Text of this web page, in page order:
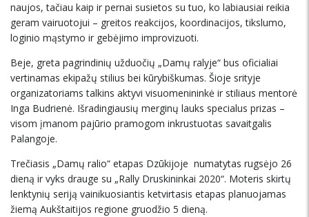
naujos, tačiau kaip ir pernai susietos su tuo, ko labiausiai reikia
geram vairuotojui – greitos reakcijos, koordinacijos, tikslumo,
loginio mąstymo ir gebėjimo improvizuoti.
Beje, greta pagrindinių užduočių „Damų ralyje“ bus oficialiai
vertinamas ekipažų stilius bei kūrybiškumas. Šioje srityje
organizatoriams talkins aktyvi visuomenininkė ir stiliaus mentorė
Inga Budrienė. Išradingiausių merginų lauks specialus prizas –
visom įmanom pajūrio pramogom inkrustuotas savaitgalis
Palangoje.
Trečiasis „Damų ralio“ etapas Dzūkijoje numatytas rugsėjo 26
dieną ir vyks drauge su „Rally Druskininkai 2020“. Moteris skirtų
lenktynių seriją vainikuosiantis ketvirtasis etapas planuojamas
žiemą Aukštaitijos regione gruodžio 5 dieną.